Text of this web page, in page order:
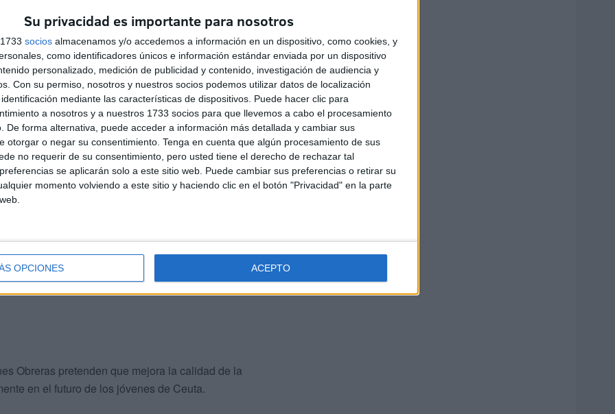
Su privacidad es importante para nosotros
socios almacenamos y/o accedemos a información en un dispositivo, como cookies, y
como identificadores únicos e información estándar enviada por un dispositivo
personalizado, medición de publicidad y contenido, investigación de audiencia y
Con su permiso, nosotros y nuestros socios podemos utilizar datos de localización
mediante las características de dispositivos. Puede hacer clic para
a nosotros y a nuestros 1733 socios para que llevemos a cabo el procesamiento
De forma alternativa, puede acceder a información más detallada y cambiar sus
otorgar o negar su consentimiento. Tenga en cuenta que algún procesamiento de sus
no requerir de su consentimiento, pero usted tiene el derecho de rechazar tal
se aplicarán solo a este sitio web. Puede cambiar sus preferencias o retirar su
momento volviendo a este sitio y haciendo clic en el botón "Privacidad" en la parte
OPCIONES ACEPTO
sus condiciones laborales, sociales y
organigrama del MEFPD un órgano de gestión
de generación normativa que permita la
y un desarrollo legislativo sincronizado con el resto
de las competencias en las Direcciones
Obreras pretenden que mejora la calidad de la
en el futuro de los jóvenes de Ceuta.